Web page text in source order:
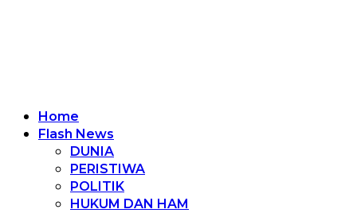
Home
Flash News
DUNIA
PERISTIWA
POLITIK
HUKUM DAN HAM